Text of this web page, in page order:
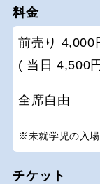
料金
前売り 4,000
( 当日 4,500
全席自由
※未就学児の入
チケット